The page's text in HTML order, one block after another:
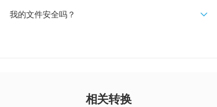
我的文件安全吗？
相关转换